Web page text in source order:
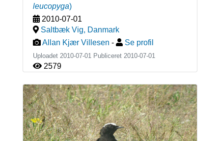
leucopyga)
2010-07-01
Saltbæk Vig, Danmark
Allan Kjær Villesen - Se profil
Uploadet 2010-07-01 Publiceret 2010-07-01
2579